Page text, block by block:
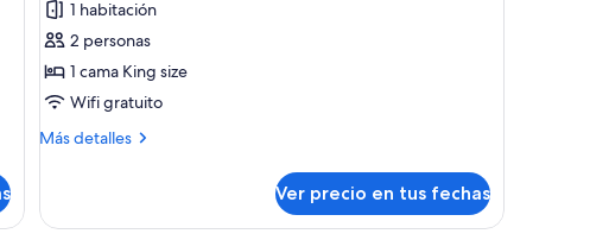
Habitación
Premier
1 habitación
2 personas
1 cama King size
Wifi gratuito
Más detalles
Más
Premier
Ver precio en tus fechas